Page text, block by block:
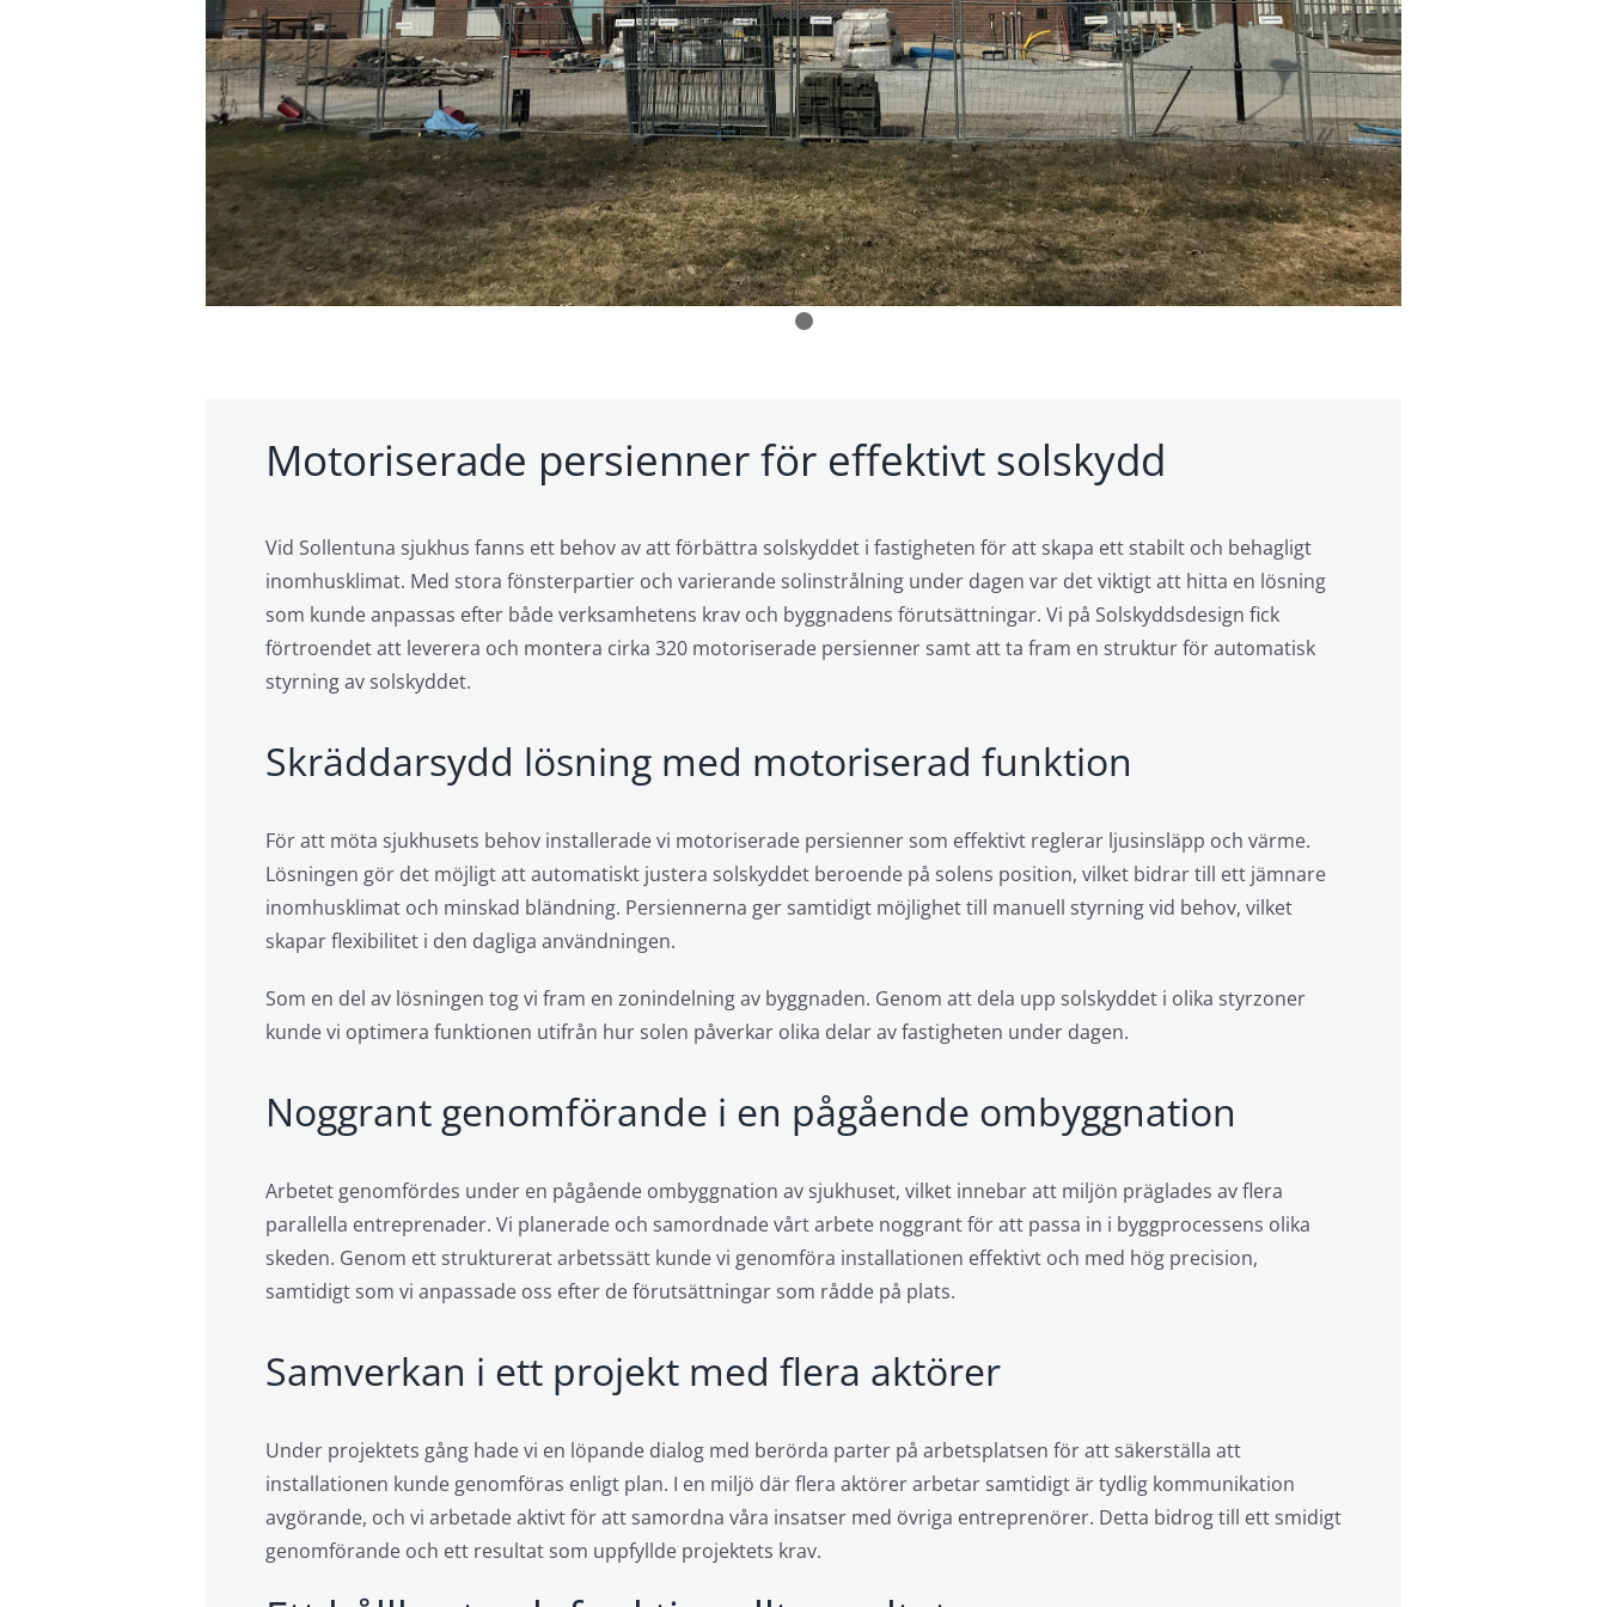
Motoriserade persienner för effektivt solskydd
Vid Sollentuna sjukhus fanns ett behov av att förbättra solskyddet i fastigheten för att skapa ett stabilt och behagligt
inomhusklimat. Med stora fönsterpartier och varierande solinstrålning under dagen var det viktigt att hitta en lösning
som kunde anpassas efter både verksamhetens krav och byggnadens förutsättningar. Vi på Solskyddsdesign fick
förtroendet att leverera och montera cirka 320 motoriserade persienner samt att ta fram en struktur för automatisk
styrning av solskyddet.
Skräddarsydd lösning med motoriserad funktion
För att möta sjukhusets behov installerade vi motoriserade persienner som effektivt reglerar ljusinsläpp och värme.
Lösningen gör det möjligt att automatiskt justera solskyddet beroende på solens position, vilket bidrar till ett jämnare
inomhusklimat och minskad bländning. Persiennerna ger samtidigt möjlighet till manuell styrning vid behov, vilket
skapar flexibilitet i den dagliga användningen.
Som en del av lösningen tog vi fram en zonindelning av byggnaden. Genom att dela upp solskyddet i olika styrzoner
kunde vi optimera funktionen utifrån hur solen påverkar olika delar av fastigheten under dagen.
Noggrant genomförande i en pågående ombyggnation
Arbetet genomfördes under en pågående ombyggnation av sjukhuset, vilket innebar att miljön präglades av flera
parallella entreprenader. Vi planerade och samordnade vårt arbete noggrant för att passa in i byggprocessens olika
skeden. Genom ett strukturerat arbetssätt kunde vi genomföra installationen effektivt och med hög precision,
samtidigt som vi anpassade oss efter de förutsättningar som rådde på plats.
Samverkan i ett projekt med flera aktörer
Under projektets gång hade vi en löpande dialog med berörda parter på arbetsplatsen för att säkerställa att
installationen kunde genomföras enligt plan. I en miljö där flera aktörer arbetar samtidigt är tydlig kommunikation
avgörande, och vi arbetade aktivt för att samordna våra insatser med övriga entreprenörer. Detta bidrog till ett smidigt
genomförande och ett resultat som uppfyllde projektets krav.